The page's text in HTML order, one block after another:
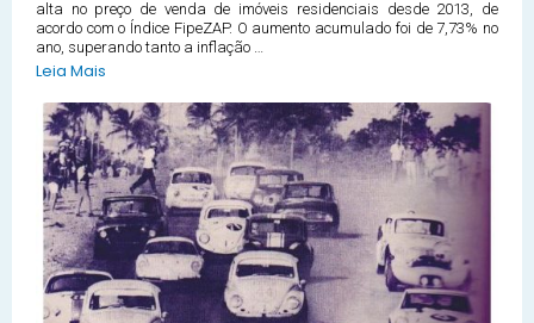
alta no preço de venda de imóveis residenciais desde 2013, de
acordo com o Índice FipeZAP. O aumento acumulado foi de 7,73% no
ano, superando tanto a inflação …
Leia Mais